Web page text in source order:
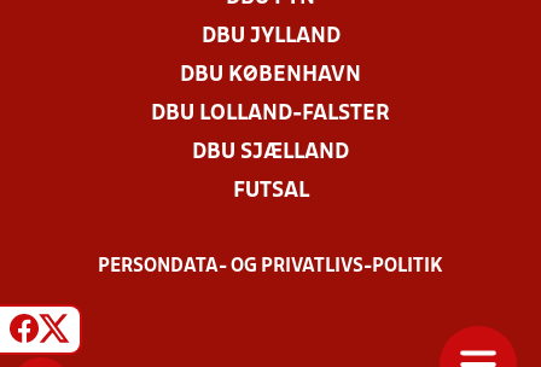
DBU JYLLAND
DBU KØBENHAVN
DBU LOLLAND-FALSTER
DBU SJÆLLAND
FUTSAL
PERSONDATA- OG PRIVATLIVS-POLITIK